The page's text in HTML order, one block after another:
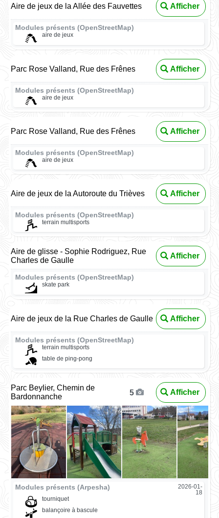
Aire de jeux de la Allée des Fauvettes Afficher
Modules présents (OpenStreetMap)
aire de jeux
Parc Rose Valland, Rue des Frênes Afficher
Modules présents (OpenStreetMap)
aire de jeux
Parc Rose Valland, Rue des Frênes Afficher
Modules présents (OpenStreetMap)
aire de jeux
Aire de jeux de la Autoroute du Trièves Afficher
Modules présents (OpenStreetMap)
terrain multisports
Aire de glisse - Sophie Rodriguez, Rue
Charles de Gaulle
Afficher
Modules présents (OpenStreetMap)
skate park
Aire de jeux de la Rue Charles de Gaulle Afficher
Modules présents (OpenStreetMap)
terrain multisports
table de ping-pong
Parc Beylier, Chemin de
Bardonnanche
5 Afficher
Modules présents (Arpesha)
2026-01-
18
tourniquet
balançoire à bascule